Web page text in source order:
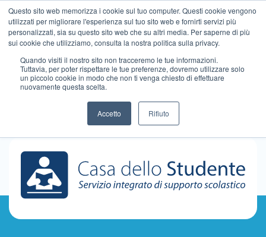
Questo sito web memorizza i cookie sul tuo computer. Questi cookie vengono
utilizzati per migliorare l'esperienza sul tuo sito web e fornirti servizi più
personalizzati, sia su questo sito web che su altri media. Per saperne di più
sui cookie che utilizziamo, consulta la nostra politica sulla privacy.
Quando visiti il ​​nostro sito non tracceremo le tue informazioni.
Tuttavia, per poter rispettare le tue preferenze, dovremo utilizzare solo
un piccolo cookie in modo che non ti venga chiesto di effettuare
nuovamente questa scelta.
Accetto Rifiuto